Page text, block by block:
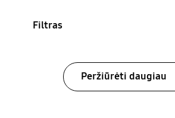
Filtras
Peržiūrėti daugiau